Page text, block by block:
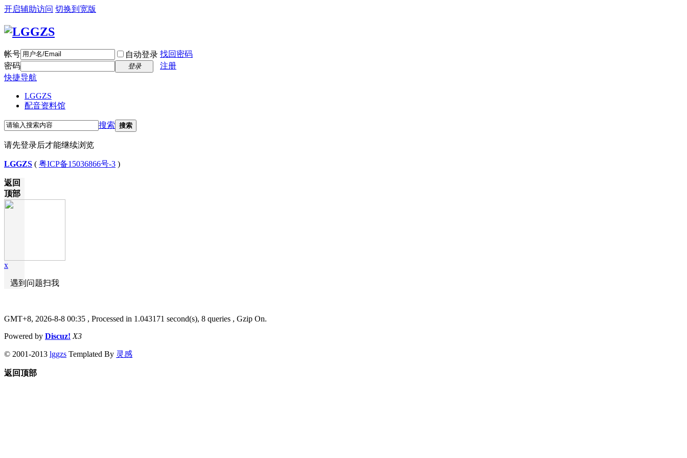
开启辅助访问 切换到宽版
帐号 自动登录 找回密码
密码
登录
注册
快捷导航
LGGZS
配音资料馆
搜索 搜索
请先登录后才能继续浏览
LGGZS ( 粤ICP备15036866号-3 )
返回
顶部
x
遇到问题扫我
GMT+8, 2026-8-8 00:35 , Processed in 1.043171 second(s), 8 queries , Gzip On.
Powered by Discuz! X3
© 2001-2013 lggzs Templated By 灵感
返回顶部